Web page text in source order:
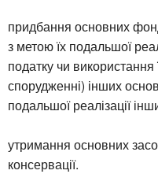
придбання основних
з метою їх подальшої
податку чи використання
спорудженні) інших
подальшої реалізації
утримання основних
консервації.